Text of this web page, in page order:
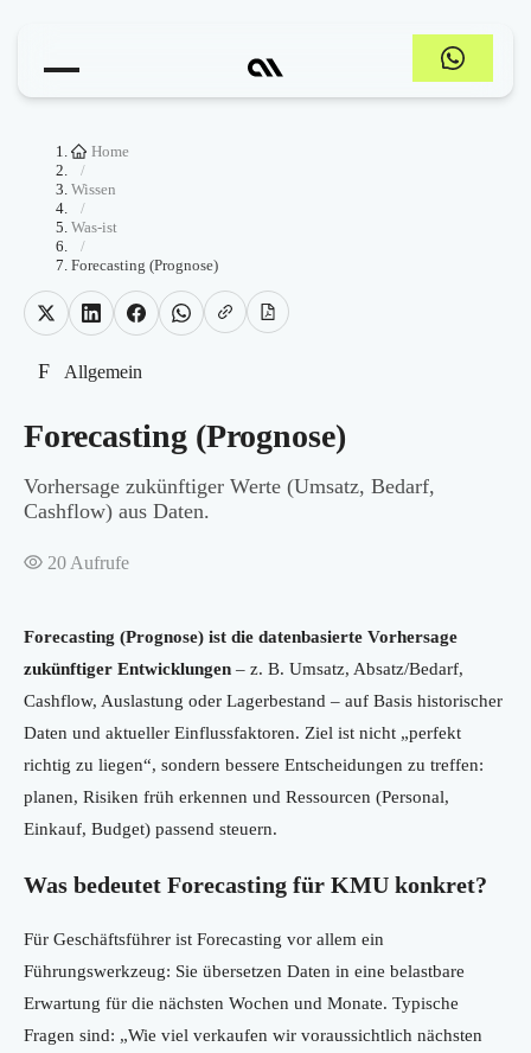
Home
/
Wissen
/
Was-ist
/
Forecasting (Prognose)
F Allgemein
Forecasting (Prognose)
Vorhersage zukünftiger Werte (Umsatz, Bedarf,
Cashflow) aus Daten.
20 Aufrufe
Forecasting (Prognose) ist die datenbasierte Vorhersage
zukünftiger Entwicklungen – z. B. Umsatz, Absatz/Bedarf,
Cashflow, Auslastung oder Lagerbestand – auf Basis historischer
Daten und aktueller Einflussfaktoren. Ziel ist nicht „perfekt
richtig zu liegen“, sondern bessere Entscheidungen zu treffen:
planen, Risiken früh erkennen und Ressourcen (Personal,
Einkauf, Budget) passend steuern.
Was bedeutet Forecasting für KMU konkret?
Für Geschäftsführer ist Forecasting vor allem ein
Führungswerkzeug: Sie übersetzen Daten in eine belastbare
Erwartung für die nächsten Wochen und Monate. Typische
Fragen sind: „Wie viel verkaufen wir voraussichtlich nächsten